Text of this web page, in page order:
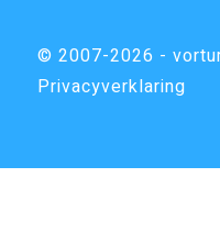
© 2007-2026 -
Privacyverklaring